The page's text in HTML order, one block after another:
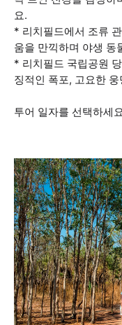
요.
* 리치필드에서 조류
움을 만끽하며 야생 동
* 리치필드 국립공원
징적인 폭포, 고요한
투어 일자를 선택하세